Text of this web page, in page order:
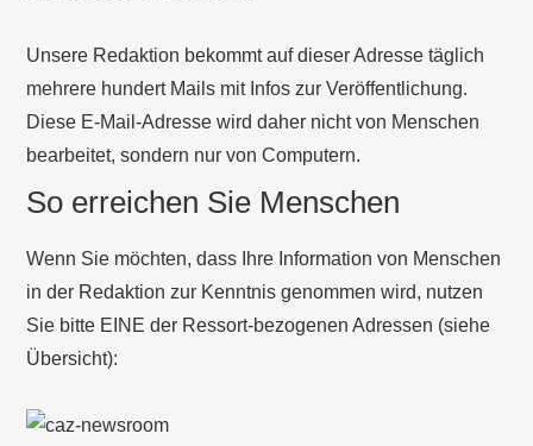
Unsere Redaktion bekommt auf dieser Adresse täglich
mehrere hundert Mails mit Infos zur Veröffentlichung.
Diese E-Mail-Adresse wird daher nicht von Menschen
bearbeitet, sondern nur von Computern.
So erreichen Sie Menschen
Wenn Sie möchten, dass Ihre Information von Menschen
in der Redaktion zur Kenntnis genommen wird, nutzen
Sie bitte EINE der Ressort-bezogenen Adressen (siehe
Übersicht):